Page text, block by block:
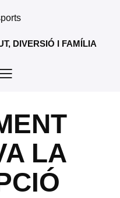
DIVERSIÓ I FAMÍLIA
LA